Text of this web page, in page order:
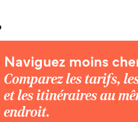
Naviguez moins
Comparez les tarifs,
et les itinéraires au
endroit.